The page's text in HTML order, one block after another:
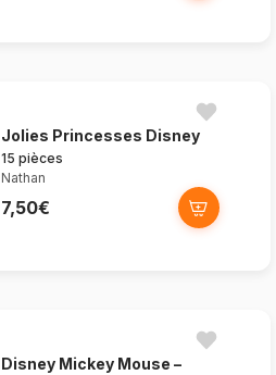
Jolies Princesses Disney
15 pièces
Nathan
7,50€
Disney Mickey Mouse –